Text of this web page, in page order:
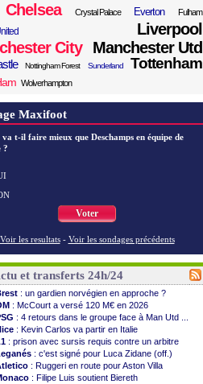
Chelsea Crystal Palace Everton Fulham
Liverpool
City
Manchester Utd
Nottingham Forest Sunderland Tottenham
Wolverhampton
Maxifoot
va t-il faire mieux que Deschamps en équipe de
?
Voter
Voir les resultats - Voir les sondages précédents
et transferts 24h/24
: un gardien norvégien en approche ?
: McCourt a versé 120 M€ en 2026
: 4 retours dans le groupe face à Man Utd ...
: Kevin Carlos va partir en Italie
: prison avec sursis requis contre un arbitre
: c'est signé pour Luca Zidane (off.)
: Ruggeri en route pour Aston Villa
: Filipe Luis soutient Biereth